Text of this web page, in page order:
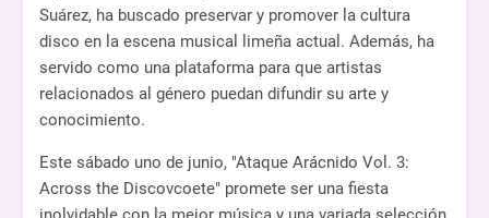
Suárez, ha buscado preservar y promover la cultura
disco en la escena musical limeña actual. Además, ha
servido como una plataforma para que artistas
relacionados al género puedan difundir su arte y
conocimiento.
Este sábado uno de junio, "Ataque Arácnido Vol. 3:
Across the Discovcoete" promete ser una fiesta